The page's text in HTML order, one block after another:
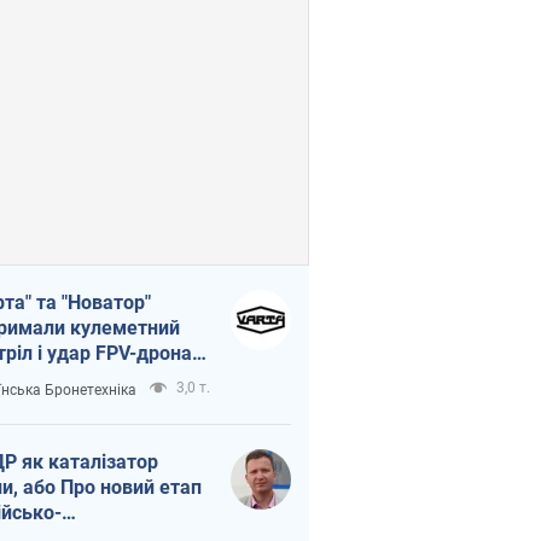
та "Новатор"
кулеметний
і удар FPV-дрона,
життя
ЗСУ
Бронетехніка 3,0 т.
як каталізатор
або Про новий етап